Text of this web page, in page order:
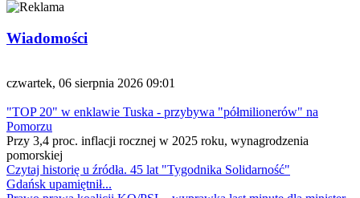
Wiadomości
czwartek, 06 sierpnia 2026 09:01
"TOP 20" w enklawie Tuska - przybywa "półmilionerów" na
Pomorzu
Przy 3,4 proc. inflacji rocznej w 2025 roku, wynagrodzenia
pomorskiej
Czytaj historię u źródła. 45 lat "Tygodnika Solidarność"
Gdańsk upamiętnił...